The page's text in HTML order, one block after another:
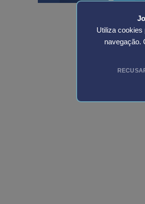
Utiliza cookies
navegação.